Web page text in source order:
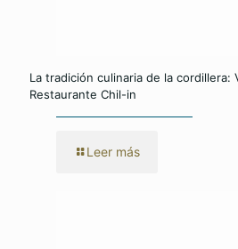
La tradición culinaria de la cordillera:
Restaurante Chil-in
Leer más